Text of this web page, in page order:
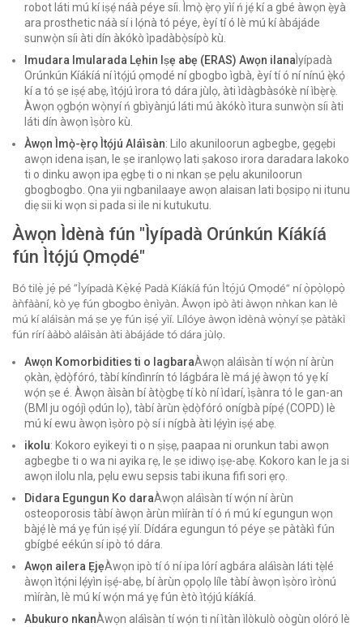
robot láti mú kí iṣẹ́ náà péye síi. Ìmọ̀ ẹ̀rọ yìí ń jẹ́ kí a gbé àwọn ẹ̀yà
ara prosthetic náà sí i lọ́nà tó péye, èyí tí ó lè mú kí àbájáde
sunwọ̀n síi àti dín àkókò ìpadàbọ̀sípò kù.
Imudara Imularada Lẹhin Iṣẹ abẹ (ERAS) Awọn ilanaÌyípadà
Orúnkún Kíákíá ní ìtọ́jú ọmọdé ní gbogbo ìgbà, èyí tí ó ní nínú ẹ̀kọ́
kí a tó ṣe iṣẹ́ abẹ, ìtọ́jú ìrora tó dára jùlọ, àti ìdàgbàsókè ní ìbẹ̀rẹ̀.
Àwọn ọgbọ́n wọ̀nyí ń gbìyànjú láti mú àkókò ìtura sunwọ̀n síi àti
láti dín àwọn ìṣòro kù.
Àwọn Ìmọ̀-ẹ̀rọ Ìtọ́jú Aláìsàn: Lilo akuniloorun agbegbe, gẹgẹbi
awọn idena iṣan, le ṣe iranlọwọ lati ṣakoso irora daradara lakoko
ti o dinku awọn ipa ẹgbẹ ti o ni nkan ṣe pẹlu akuniloorun
gbogbogbo. Ọna yii ngbanilaaye awọn alaisan lati bọsipọ ni itunu
diẹ sii ki wọn si pada si ile ni kutukutu.
Àwọn Ìdènà fún "Ìyípadà Orúnkún Kíákíá
fún Ìtọ́jú Ọmọdé"
Bó tilẹ̀ jẹ́ pé “Ìyípadà Kẹ̀kẹ́ Padà Kíákíá fún Ìtọ́jú Ọmọdé” ní ọ̀pọ̀lọpọ̀
àǹfààní, kò yẹ fún gbogbo ènìyàn. Àwọn ipò àti àwọn nǹkan kan lè
mú kí aláìsàn má ṣe yẹ fún iṣẹ́ yìí. Lílóye àwọn ìdènà wọ̀nyí ṣe pàtàkì
fún rírí ààbò aláìsàn àti àbájáde tó dára jùlọ.
Awọn Komorbidities ti o lagbaraÀwọn aláìsàn tí wọ́n ní àrùn
ọkàn, ẹ̀dọ̀fóró, tàbí kíndìnrín tó lágbára lè má jẹ́ àwọn tó yẹ kí
wọ́n ṣe é. Àwọn àìsàn bí àtọ̀gbẹ tí kò ní ìdarí, ìṣànra tó le gan-an
(BMI ju ogójì ọdún lọ), tàbí àrùn ẹ̀dọ̀fóró onígbà pípẹ́ (COPD) lè
mú kí ewu àwọn ìṣòro pọ̀ sí i nígbà àti lẹ́yìn iṣẹ́ abẹ.
ikolu: Kokoro eyikeyi ti o n ṣiṣẹ, paapaa ni orunkun tabi awọn
agbegbe ti o wa ni ayika rẹ, le ṣe idiwọ iṣẹ-abẹ. Kokoro kan le ja si
awọn ilolu nla, pẹlu ewu sepsis tabi ikuna fifi sori ẹrọ.
Didara Egungun Ko daraÀwọn aláìsàn tí wọ́n ní àrùn
osteoporosis tàbí àwọn àrùn mìíràn tí ó ń mú kí egungun wọn
bàjẹ́ lè má yẹ fún iṣẹ́ yìí. Dídára egungun tó péye ṣe pàtàkì fún
gbígbé eékún sí ipò tó dára.
Awọn ailera ẸjẹÀwọn ipò tí ó ní ipa lórí agbára aláìsàn láti tẹ̀lé
àwọn ìtọ́ni lẹ́yìn iṣẹ́-abẹ, bí àrùn ọpọlọ líle tàbí àwọn ìṣòro ìrònú
mìíràn, lè mú kí wọ́n má yẹ fún ètò ìtọ́jú kíákíá.
Abukuro nkanÀwọn aláìsàn tí wọ́n ti ní ìtàn ìlòkulò oògùn olóró lè